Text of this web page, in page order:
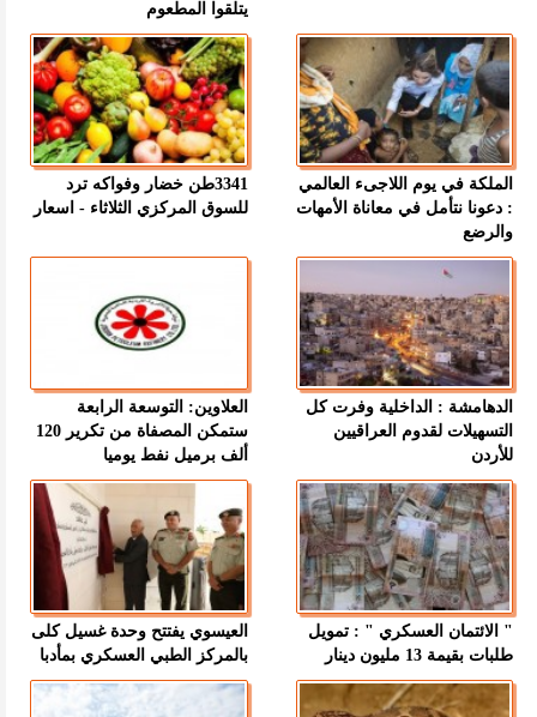
يتلقوا المطعوم
الملكة في يوم اللاجىء العالمي
: دعونا نتأمل في معاناة الأمهات
والرضع
3341طن خضار وفواكه ترد
للسوق المركزي الثلاثاء - اسعار
الدهامشة : الداخلية وفرت كل
التسهيلات لقدوم العراقيين
للأردن
العلاوين: التوسعة الرابعة
ستمكن المصفاة من تكرير 120
ألف برميل نفط يوميا
" الائتمان العسكري " : تمويل
طلبات بقيمة 13 مليون دينار
العيسوي يفتتح وحدة غسيل كلى
بالمركز الطبي العسكري بمأدبا